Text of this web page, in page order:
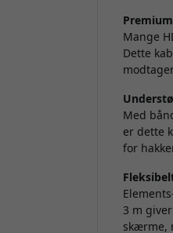
Mange
Dette
Med
er dette
for
3 m
skærme,